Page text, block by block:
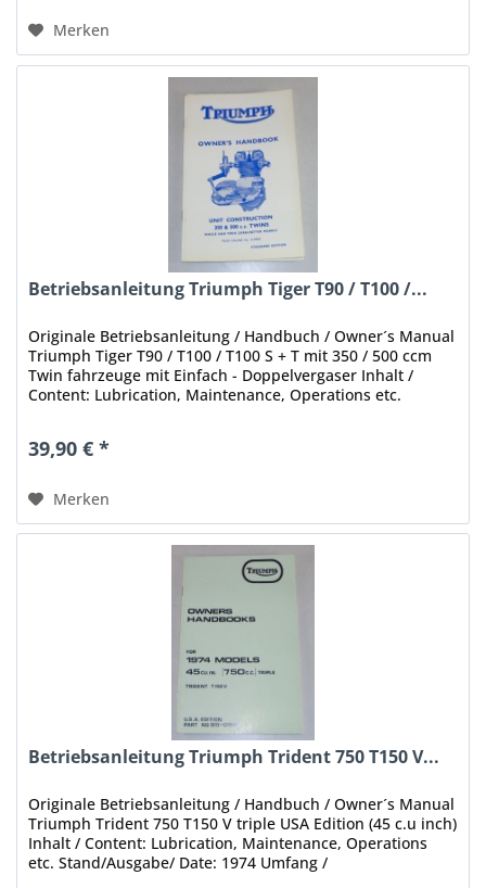
Merken
Betriebsanleitung Triumph Tiger T90 / T100 /...
Originale Betriebsanleitung / Handbuch / Owner´s Manual
Triumph Tiger T90 / T100 / T100 S + T mit 350 / 500 ccm
Twin fahrzeuge mit Einfach - Doppelvergaser Inhalt /
Content: Lubrication, Maintenance, Operations etc.
39,90 € *
Merken
Betriebsanleitung Triumph Trident 750 T150 V...
Originale Betriebsanleitung / Handbuch / Owner´s Manual
Triumph Trident 750 T150 V triple USA Edition (45 c.u inch)
Inhalt / Content: Lubrication, Maintenance, Operations
etc. Stand/Ausgabe/ Date: 1974 Umfang /